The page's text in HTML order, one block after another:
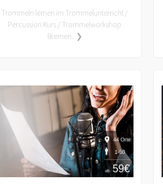
Trommeln lernen im Trommelunterricht /
Percussion Kurs / Trommelworkshop
Bremen. ❯